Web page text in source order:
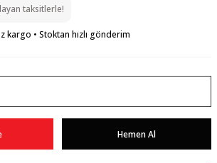
taksitlerle!
kargo • Stoktan hızlı gönderim
Hemen Al